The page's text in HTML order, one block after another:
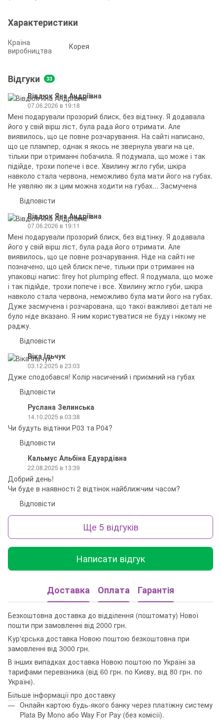
Характеристики
Країна
виробництва
Корея
Відгуки 33
Вівдюк Яна Андріївна
07.06.2026 в 19:18
Мені подарували прозорий блиск, без відтінку. Я додавала
його у свій вірш ліст, була рада його отримати. Але
виявилось, що це повне розчарування. На сайті написано,
що це плампер, однак я якось не звернула уваги на це,
тільки при отриманні побачила. Я подумала, що може і так
підійде, трохи попече і все. Хвилину жгло губи, шкіра
навколо стала червона, неможливо була мати його на губах.
Не уявляю як з цим можна ходити на губах... Засмучена
Відповісти
Вівдюк Яна Андріївна
07.06.2026 в 19:11
Мені подарували прозорий блиск, без відтінку. Я додавала
його у свій вірш ліст, була рада його отримати. Але
виявилось, що це повне розчарування. Ніде на сайті не
позначено, що цей блиск пече, тільки при отриманні на
упаковці напис: firey hot plumping effect. Я подумала, що може
і так підійде, трохи попече і все. Хвилину жгло губи, шкіра
навколо стала червона, неможливо була мати його на губах.
Дуже засмучена і розчарована, що такої важливої деталі не
було ніде вказано. Я ним користуватися не буду і нікому не
раджу.
Відповісти
Віка Ільчук
03.12.2025 в 23:03
Дуже сподобався! Колір насичений і приємний на губах
Відповісти
Руслана Зелинська
14.10.2025 в 03:38
Чи будуть відтінки Р03 та Р04?
Відповісти
Кальмус Альбіна Едуардівна
22.08.2025 в 13:39
Добрий день!
Чи буде в наявності 2 відтінок найближчим часом?
Відповісти
Ще 5 відгуків
Написати відгук
Доставка Оплата Гарантія
Безкоштовна доставка до відділення (поштомату) Нової
пошти при замовленні від 2000 грн.
Кур'єрська доставка Новою поштою безкоштовна при
замовленні від 3000 грн.
В інших випадках доставка Новою поштою по Україні за
тарифами перевізника (від 60 грн. по Києву, від 80 грн. по
Україні).
Більше інформації про доставку
Онлайн картою будь-якого банку через платіжну систему
Plata By Mono або Way For Pay (без комісії).